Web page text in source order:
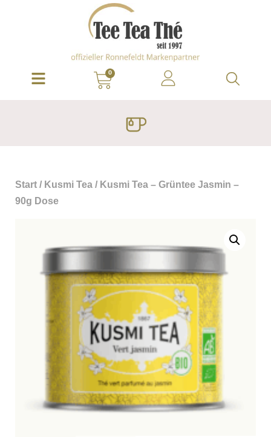
0
Start / Kusmi Tea / Kusmi Tea – Grüntee Jasmin –
90g Dose